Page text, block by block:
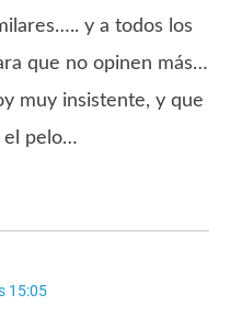
y a todos los
que no opinen más…
muy insistente, y que
el pelo…
15:05